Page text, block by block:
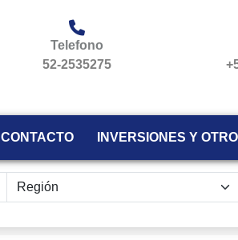
Telefono
52-2535275
CONTACTO INVERSIONES Y